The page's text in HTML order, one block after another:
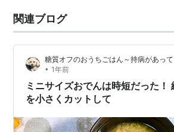
関連ブログ
糖質オフのおうちごはん～持病があっ
• 1年前
ミニサイズおでんは時短だった！
を小さくカットして